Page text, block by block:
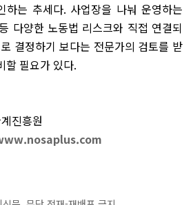
하는 추세다. 사업장을 나눠 운영하는
다양한 노동법 리스크와 직접 연결되
결정하기 보다는 전문가의 검토를 받
할 필요가 있다.
진흥원